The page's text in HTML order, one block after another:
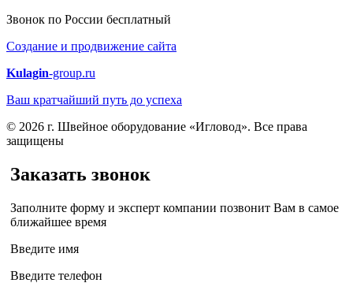
Звонок по России бесплатный
Создание и продвижение сайта
Kulagin-group.ru
Ваш кратчайший путь до успеха
© 2026 г. Швейное оборудование «Игловод». Все права
защищены
Заказать звонок
Заполните форму и эксперт компании позвонит Вам в самое
ближайшее время
Введите имя
Введите телефон